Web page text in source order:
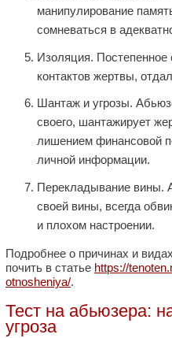
манипулирование
сомневаться в
Изоляция. Постепенное
контактов жертвы,
Шантаж и угрозы.
своего, шантажирует
лишением финансовой
личной информации.
Перекладывание вины.
своей вины, всегда
и плохом настроении.
Подробнее о причинах и
почить в статье https://
otnosheniya/.
Тест на абьюзера:
угроза